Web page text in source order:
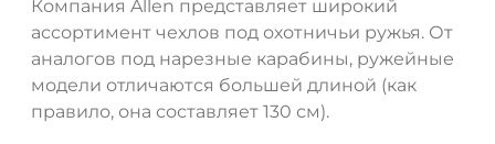
Компания Allen представляет широкий
ассортимент чехлов под охотничьи ружья. От
аналогов под нарезные карабины, ружейные
модели отличаются большей длиной (как
правило, она составляет 130 см).
ДА НЕТ